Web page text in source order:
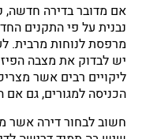
אם מדובר בדירה חדשה,
נבנית על פי התקנים
מרפסת לנוחות מרבית.
יש לבדוק את מצבה
ליקויים רבים אשר
הכניסה למגורים, גם אם
חשוב לבחור דירה אשר